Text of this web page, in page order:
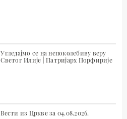
Угледајмо се на непоколебиву веру
Светог Илије | Патријарх Порфирије
Вести из Цркве за 04.08.2026.